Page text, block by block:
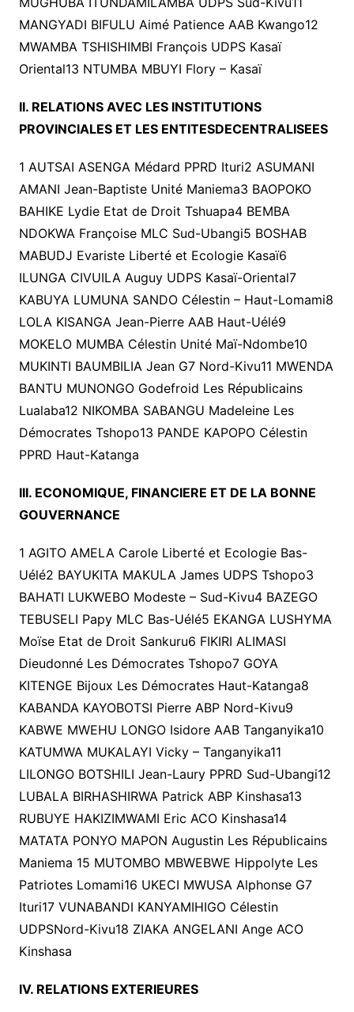
MANGYADI BIFULU Aimé Patience AAB Kwango12
MWAMBA TSHISHIMBI François UDPS Kasaï
Oriental13 NTUMBA MBUYI Flory – Kasaï
II. RELATIONS AVEC LES INSTITUTIONS
PROVINCIALES ET LES ENTITESDECENTRALISEES
1 AUTSAI ASENGA Médard PPRD Ituri2 ASUMANI
AMANI Jean-Baptiste Unité Maniema3 BAOPOKO
BAHIKE Lydie Etat de Droit Tshuapa4 BEMBA
NDOKWA Françoise MLC Sud-Ubangi5 BOSHAB
MABUDJ Evariste Liberté et Ecologie Kasaï6
ILUNGA CIVUILA Auguy UDPS Kasaï-Oriental7
KABUYA LUMUNA SANDO Célestin – Haut-Lomami8
LOLA KISANGA Jean-Pierre AAB Haut-Uélé9
MOKELO MUMBA Célestin Unité Maï-Ndombe10
MUKINTI BAUMBILIA Jean G7 Nord-Kivu11 MWENDA
BANTU MUNONGO Godefroid Les Républicains
Lualaba12 NIKOMBA SABANGU Madeleine Les
Démocrates Tshopo13 PANDE KAPOPO Célestin
PPRD Haut-Katanga
III. ECONOMIQUE, FINANCIERE ET DE LA BONNE
GOUVERNANCE
1 AGITO AMELA Carole Liberté et Ecologie Bas-
Uélé2 BAYUKITA MAKULA James UDPS Tshopo3
BAHATI LUKWEBO Modeste – Sud-Kivu4 BAZEGO
TEBUSELI Papy MLC Bas-Uélé5 EKANGA LUSHYMA
Moïse Etat de Droit Sankuru6 FIKIRI ALIMASI
Dieudonné Les Démocrates Tshopo7 GOYA
KITENGE Bijoux Les Démocrates Haut-Katanga8
KABANDA KAYOBOTSI Pierre ABP Nord-Kivu9
KABWE MWEHU LONGO Isidore AAB Tanganyika10
KATUMWA MUKALAYI Vicky – Tanganyika11
LILONGO BOTSHILI Jean-Laury PPRD Sud-Ubangi12
LUBALA BIRHASHIRWA Patrick ABP Kinshasa13
RUBUYE HAKIZIMWAMI Eric ACO Kinshasa14
MATATA PONYO MAPON Augustin Les Républicains
Maniema 15 MUTOMBO MBWEBWE Hippolyte Les
Patriotes Lomami16 UKECI MWUSA Alphonse G7
Ituri17 VUNABANDI KANYAMIHIGO Célestin
UDPSNord-Kivu18 ZIAKA ANGELANI Ange ACO
Kinshasa
IV. RELATIONS EXTERIEURES